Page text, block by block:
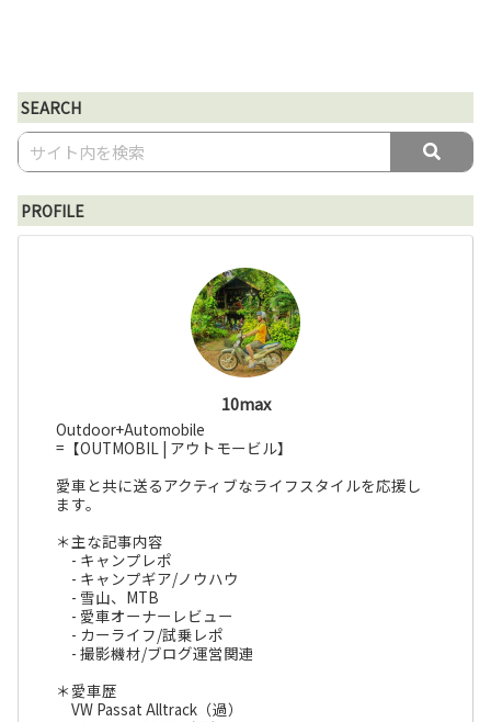
SEARCH
PROFILE
10max
Outdoor+Automobile
=【OUTMOBIL | アウトモービル】
愛車と共に送るアクティブなライフスタイルを応援し
ます。
＊主な記事内容
- キャンプレポ
- キャンプギア/ノウハウ
- 雪山、MTB
- 愛車オーナーレビュー
- カーライフ/試乗レポ
- 撮影機材/ブログ運営関連
＊愛車歴
VW Passat Alltrack（過）